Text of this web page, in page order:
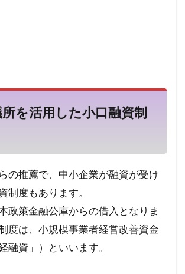
を活用した小口融資制
の推薦で、中小企業が融資が受け
制度もあります。
政策金融公庫からの借入となりま
度は、小規模事業者経営改善資金
融資」）といいます。